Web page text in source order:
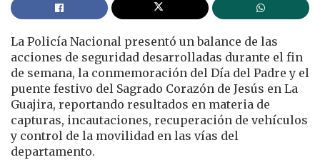
La Policía Nacional presentó un balance de las
acciones de seguridad desarrolladas durante el fin
de semana, la conmemoración del Día del Padre y el
puente festivo del Sagrado Corazón de Jesús en La
Guajira, reportando resultados en materia de
capturas, incautaciones, recuperación de vehículos
y control de la movilidad en las vías del
departamento.